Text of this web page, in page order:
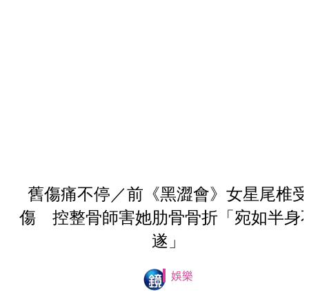
舊傷痛不停／前《黑澀會》女星尾椎受
傷 控整骨師害她肋骨骨折「宛如半身
遂」
娛樂